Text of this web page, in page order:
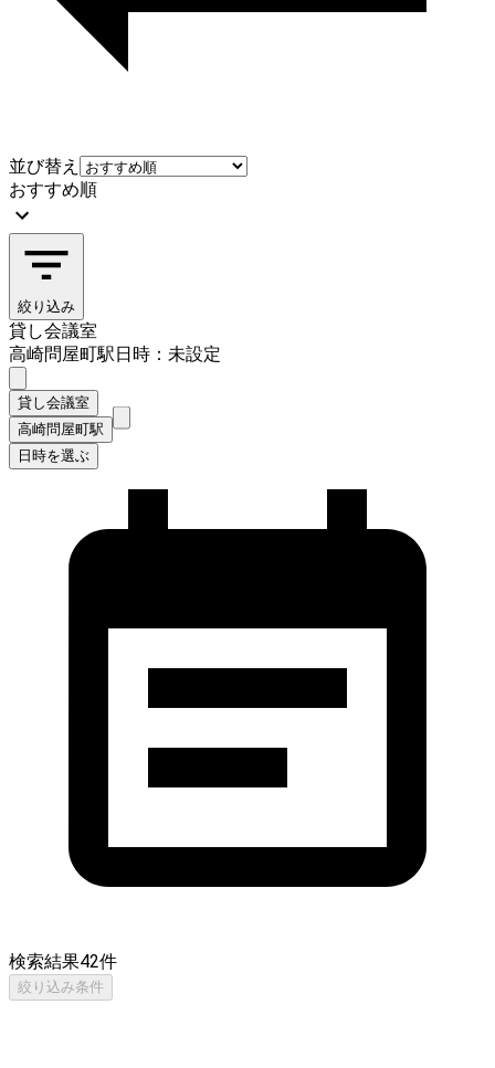
並び替え
おすすめ順
絞り込み
貸し会議室
高崎問屋町駅日時：未設定
貸し会議室
高崎問屋町駅
日時を選ぶ
検索結果42件
絞り込み条件